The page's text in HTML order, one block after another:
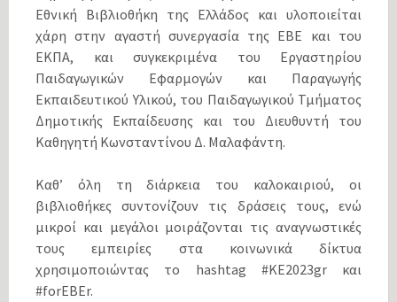
Εθνική Βιβλιοθήκη της Ελλάδος και υλοποιείται
χάρη στην αγαστή συνεργασία της ΕΒΕ και του
ΕΚΠΑ, και συγκεκριμένα του Εργαστηρίου
Παιδαγωγικών Εφαρμογών και Παραγωγής
Εκπαιδευτικού Υλικού, του Παιδαγωγικού Τμήματος
Δημοτικής Εκπαίδευσης και του Διευθυντή του
Καθηγητή Κωνσταντίνου Δ. Μαλαφάντη.
Καθ’ όλη τη διάρκεια του καλοκαιριού, οι
βιβλιοθήκες συντονίζουν τις δράσεις τους, ενώ
μικροί και μεγάλοι μοιράζονται τις αναγνωστικές
τους εμπειρίες στα κοινωνικά δίκτυα
χρησιμοποιώντας το hashtag #ΚΕ2023gr και
#forEBEr.